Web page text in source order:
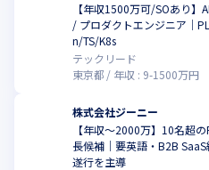
【年収1500万可/SOあり】
/ プロダクトエンジニア｜
n/TS/K8s
テックリード
東京都
年収 : 9-1500万円
株式会社ジーニー
【年収〜2000万】10名超
長候補｜要英語・B2B
遂行を主導